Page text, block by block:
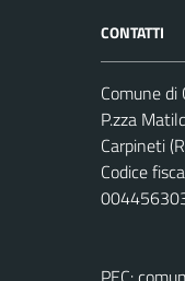
CONTATTI
Comune di
P.zza
Carpineti
Codice